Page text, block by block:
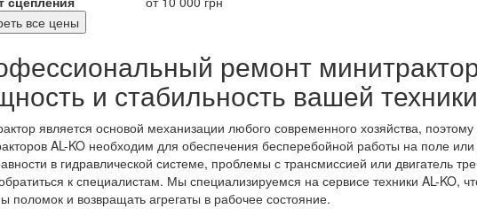
все цены
ремонт
и стабильность вашей техники
является основой механизации любого современного хозяйства,
AL-KO необходим для обеспечения бесперебойной работы на поле или
в гидравлической системе, проблемы с трансмиссией или двигатель
к специалистам. Мы специализируемся на сервисе техники AL-KO,
поломок и возвращать агрегаты в рабочее состояние.